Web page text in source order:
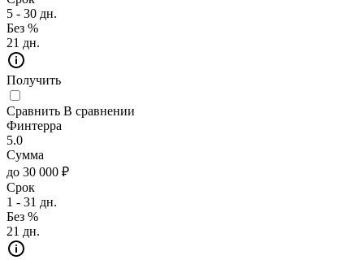
5 - 30 дн.
Без %
21 дн.
Получить
Сравнить В сравнении
Финтерра
5.0
Сумма
до 30 000 ₽
Срок
1 - 31 дн.
Без %
21 дн.